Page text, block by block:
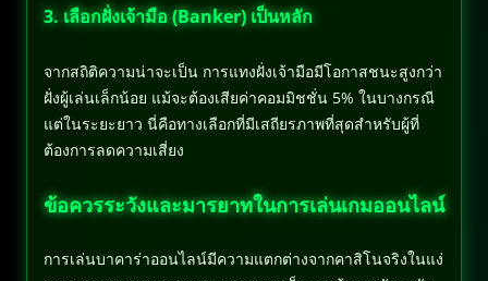
3. เลือกฝั่งเจ้ามือ (Banker) เป็นหลัก
จากสถิติความน่าจะเป็น การแทงฝั่งเจ้ามือมีโอกาสชนะสูงกว่า
ฝั่งผู้เล่นเล็กน้อย แม้จะต้องเสียค่าคอมมิชชั่น 5% ในบางกรณี
แต่ในระยะยาว นี่คือทางเลือกที่มีเสถียรภาพที่สุดสำหรับผู้ที่
ต้องการลดความเสี่ยง
ข้อควรระวังและมารยาทในการเล่นเกมออนไลน์
การเล่นบาคาร่าออนไลน์มีความแตกต่างจากคาสิโนจริงในแง่